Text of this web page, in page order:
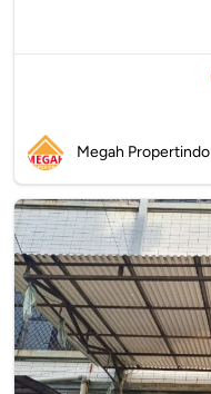
Megah Propertindo